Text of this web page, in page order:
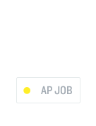
AP JOB